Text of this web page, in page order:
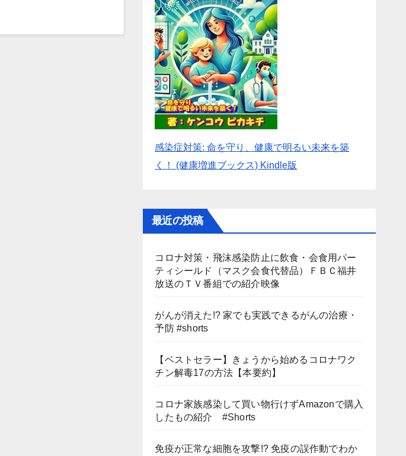
感染症対策: 命を守り、健康で明るい未来を築
く！ (健康増進ブックス) Kindle版
最近の投稿
コロナ対策・飛沫感染防止に飲食・会食用パー
ティシールド（マスク会食代替品）ＦＢＣ福井
放送のＴＶ番組での紹介映像
がんが消えた!? 家でも実践できるがんの治療・
予防 #shorts
【ベストセラー】きょうから始めるコロナワク
チン解毒17の方法【本要約】
コロナ家族感染して買い物行けずAmazonで購入
したもの紹介 #Shorts
免疫が正常な細胞を攻撃!? 免疫の誤作動でわか